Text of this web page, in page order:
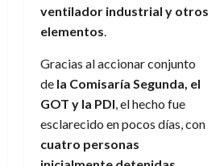
ventilador industrial y otros
elementos.
Gracias al accionar conjunto
de la Comisaría Segunda, el
GOT y la PDI, el hecho fue
esclarecido en pocos días, con
cuatro personas